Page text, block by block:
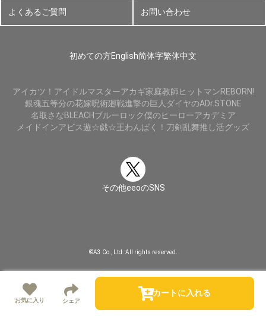
お気に入り シェア
カートに入れる
よくあるご質問 お問い合わせ
初めての方English简体字繁体中文
アイカツ！ アイドルマスターアカギ家庭教師ヒットマンREBORN!
銀魂五等分の花嫁呪術廻戦進撃の巨人 ダイヤのADr.STONE
名取さなBLEACHブルーロック僕のヒーローアカデミア
メイドインアビス遊☆戯☆王わんぱく！刀剣乱舞推し活グッズ
その他eeoのSNS
©A3 Co., Ltd. All rights reserved.